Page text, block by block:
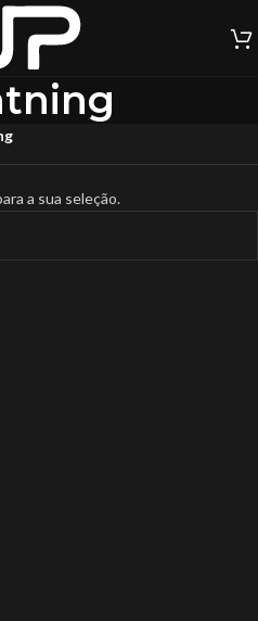
a sua seleção.